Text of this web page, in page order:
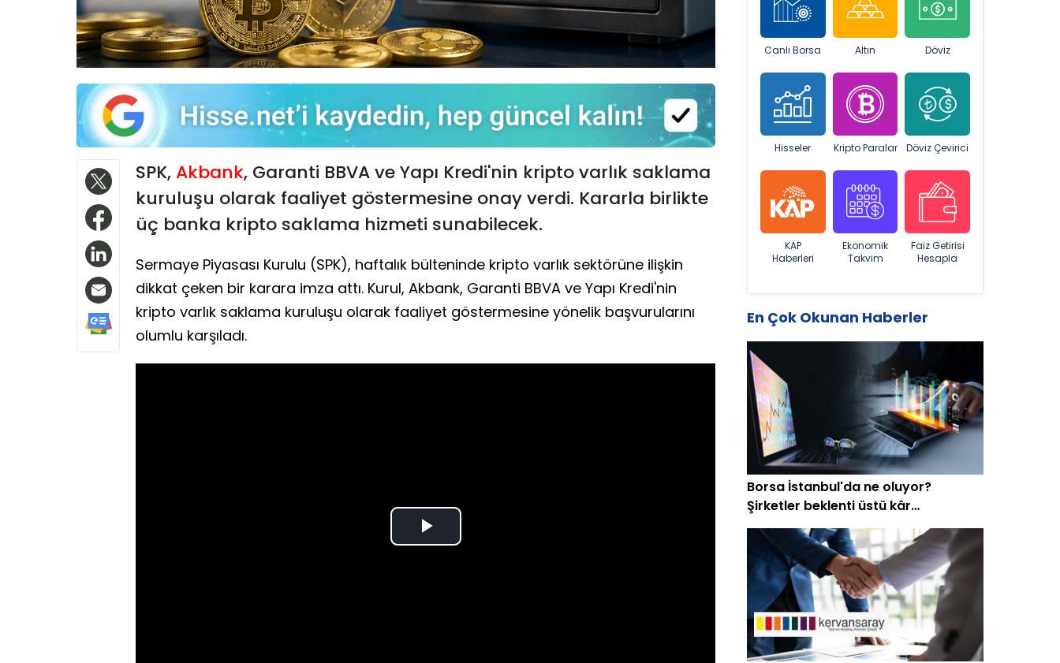
SPK, Akbank, Garanti BBVA ve Yapı Kredi'nin kripto varlık saklama
kuruluşu olarak faaliyet göstermesine onay verdi. Kararla birlikte
üç banka kripto saklama hizmeti sunabilecek.
Sermaye Piyasası Kurulu (SPK), haftalık bülteninde kripto varlık sektörüne ilişkin
dikkat çeken bir karara imza attı. Kurul, Akbank, Garanti BBVA ve Yapı Kredi'nin
kripto varlık saklama kuruluşu olarak faaliyet göstermesine yönelik başvurularını
olumlu karşıladı.
Play
Canlı Borsa Altın Döviz
Hisseler Kripto Paralar Döviz Çevirici
KAP
Haberleri
Ekonomik
Takvim
Faiz Getirisi
Hesapla
En Çok Okunan Haberler
Borsa İstanbul'da ne oluyor?
Şirketler beklenti üstü kâr
açıklamaya başladı